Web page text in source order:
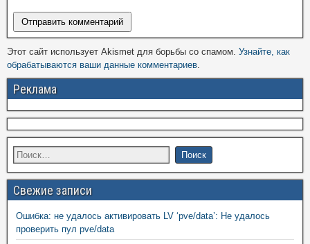
Этот сайт использует Akismet для борьбы со спамом. Узнайте, как
обрабатываются ваши данные комментариев.
Реклама
Свежие записи
Ошибка: не удалось активировать LV ‘pve/data’: Не удалось
проверить пул pve/data